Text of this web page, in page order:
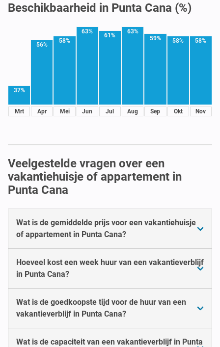
Beschikbaarheid in Punta Cana (%)
37%
Mrt
56%
Apr
58%
Mei
63%
Jun
61%
Jul
63%
Aug
59%
Sep
58%
Okt
58%
Nov
Veelgestelde vragen over een
vakantiehuisje of appartement in
Punta Cana
Wat is de gemiddelde prijs voor een vakantiehuisje
of appartement in Punta Cana?
Hoeveel kost een week huur van een vakantieverblijf
in Punta Cana?
Wat is de goedkoopste tijd voor de huur van een
vakantieverblijf in Punta Cana?
Wat is de capaciteit van een vakantieverblijf in Punta